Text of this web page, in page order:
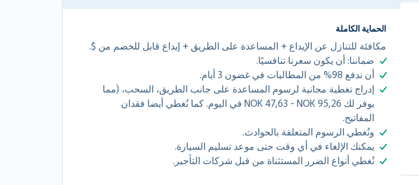
الحماية الكاملة
مكافئة للتنازل عن الإيداع + المساعدة على الطريق + إيداع قابل للخصم من $.
ضماننا: أن يكون سعرنا تنافسيًا.
أن ندفع 98% من المطالبات في غضون 3 أيام.
إدراج تغطية مجانية لرسوم المساعدة على جانب الطريق، السحب، (مما
يوفر لك NOK 47,63 - NOK 95,26 في اليوم. كما نُغطي أيضا فقدان
المفاتيح.
ونُغطي الرسوم المتعلقة بالحوادث.
يمكنك الإلغاء في أي وقت حتى موعد تسليم السيارة.
نُغطي أنواع الضرر المستثناة من قبل شركات التأجير.